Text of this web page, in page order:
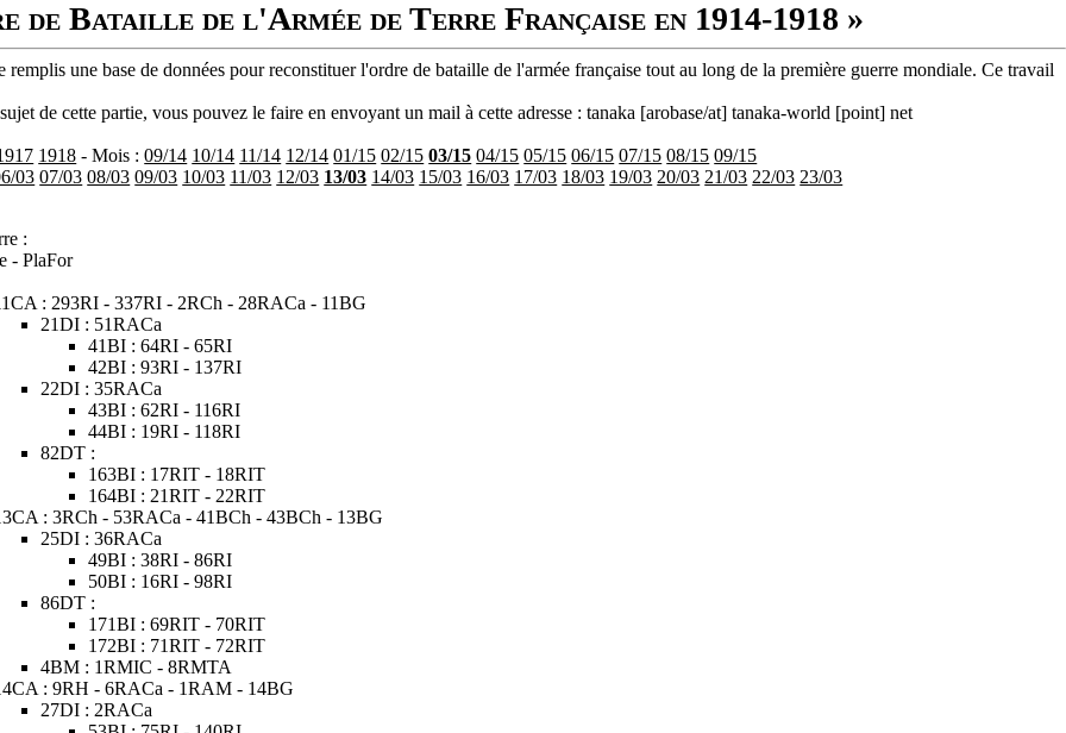
de Bataille de l'Armée de Terre Française en 1914-1918 »
remplis une base de données pour reconstituer l'ordre de bataille de l'armée française tout au long de la première guerre mondiale. Ce travail
de cette partie, vous pouvez le faire en envoyant un mail à cette adresse : tanaka [arobase/at] tanaka-world [point] net
1918 - Mois :09/14 10/14 11/14 12/14 01/15 02/15 03/15 04/15 05/15 06/15 07/15 08/15 09/15
03 07/03 08/03 09/03 10/03 11/03 12/03 13/03 14/03 15/03 16/03 17/03 18/03 19/03 20/03 21/03 22/03 23/03
:
- PlaFor
: 293RI - 337RI - 2RCh - 28RACa - 11BG
21DI : 51RACa
41BI : 64RI - 65RI
42BI : 93RI - 137RI
22DI : 35RACa
43BI : 62RI - 116RI
44BI : 19RI - 118RI
82DT :
163BI : 17RIT - 18RIT
164BI : 21RIT - 22RIT
: 3RCh - 53RACa - 41BCh - 43BCh - 13BG
25DI : 36RACa
49BI : 38RI - 86RI
50BI : 16RI - 98RI
86DT :
171BI : 69RIT - 70RIT
172BI : 71RIT - 72RIT
4BM : 1RMIC - 8RMTA
: 9RH - 6RACa - 1RAM - 14BG
27DI : 2RACa